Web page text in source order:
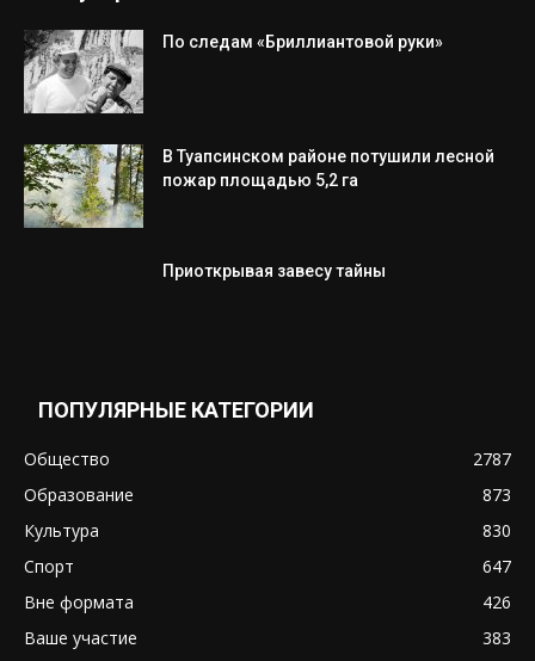
По следам «Бриллиантовой руки»
В Туапсинском районе потушили лесной
пожар площадью 5,2 га
Приоткрывая завесу тайны
ПОПУЛЯРНЫЕ КАТЕГОРИИ
Общество
2787
Образование
873
Культура
830
Спорт
647
Вне формата
426
Ваше участие
383